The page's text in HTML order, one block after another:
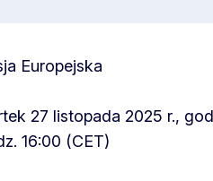
Europejska
27 listopada 2025 r.,
16:00 (CET)